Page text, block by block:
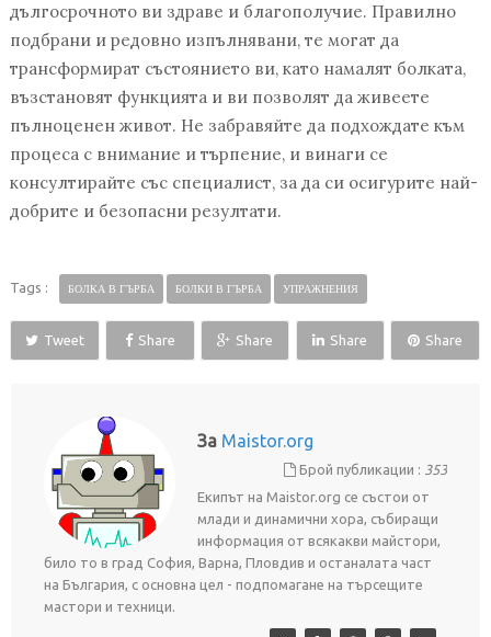
дългосрочното ви здраве и благополучие. Правилно
подбрани и редовно изпълнявани, те могат да
трансформират състоянието ви, като намалят болката,
възстановят функцията и ви позволят да живеете
пълноценен живот. Не забравяйте да подхождате към
процеса с внимание и търпение, и винаги се
консултирайте със специалист, за да си осигурите най-
добрите и безопасни резултати.
Tags : БОЛКА В ГЪРБА БОЛКИ В ГЪРБА УПРАЖНЕНИЯ
Tweet Share Share Share Share
За Maistor.org
Брой публикации : 353
Екипът на Maistor.org се състои от
млади и динамични хора, събиращи
информация от всякакви майстори,
било то в град София, Варна, Пловдив и останалата част
на България, с основна цел - подпомагане на търсещите
мастори и техници.